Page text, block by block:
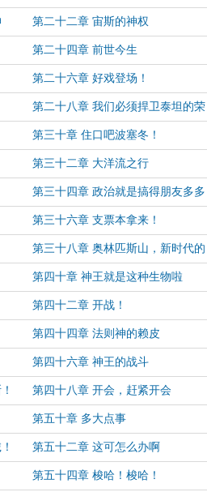
第二十二章 宙斯的神权
第二十四章 前世今生
第二十六章 好戏登场！
第二十八章 我们必须捍卫泰坦的荣
誉！
第三十章 住口吧波塞冬！
第三十二章 大洋流之行
第三十四章 政治就是搞得朋友多多
的
第三十六章 支票本拿来！
第三十八章 奥林匹斯山，新时代的
基石
第四十章 神王就是这种生物啦
第四十二章 开战！
第四十四章 法则神的赖皮
第四十六章 神王的战斗
第四十八章 开会，赶紧开会
第五十章 多大点事
第五十二章 这可怎么办啊
第五十四章 梭哈！梭哈！